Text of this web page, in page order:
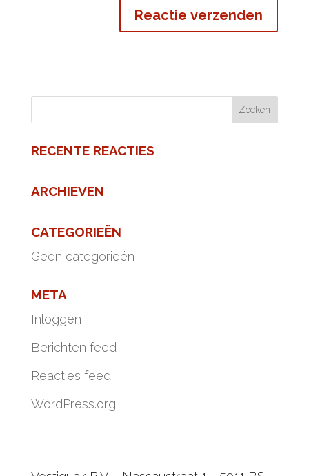
RECENTE REACTIES
ARCHIEVEN
CATEGORIEËN
Geen categorieën
META
Inloggen
Berichten feed
Reacties feed
WordPress.org